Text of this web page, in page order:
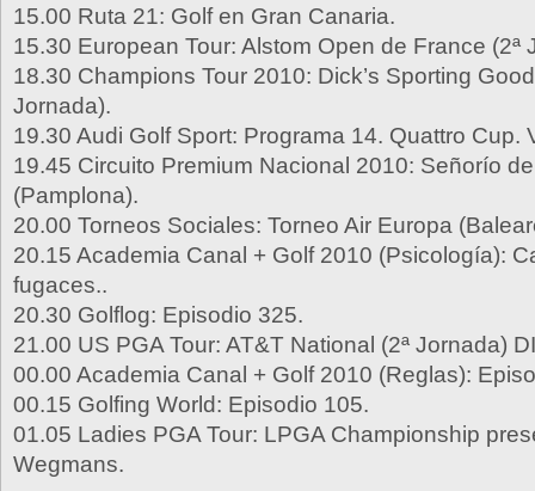
15.00 Ruta 21: Golf en Gran Canaria.
15.30 European Tour: Alstom Open de France (2ª
18.30 Champions Tour 2010: Dick’s Sporting
Jornada).
19.30 Audi Golf Sport: Programa 14. Quattro Cup.
19.45 Circuito Premium Nacional 2010: Señorío
(Pamplona).
20.00 Torneos Sociales: Torneo Air Europa
20.15 Academia Canal + Golf 2010 (Psicología):
fugaces..
20.30 Golflog: Episodio 325.
21.00 US PGA Tour: AT&T National (2ª Jornada)
00.00 Academia Canal + Golf 2010 (Reglas):
00.15 Golfing World: Episodio 105.
01.05 Ladies PGA Tour: LPGA Championship
Wegmans.